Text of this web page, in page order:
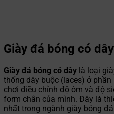
Giày đá bóng có
Giày đá bóng có dây là loại
thống dây buộc (laces) ở
chơi điều chỉnh độ ôm và độ
form chân của mình. Đây là
nhất trong ngành giày bóng